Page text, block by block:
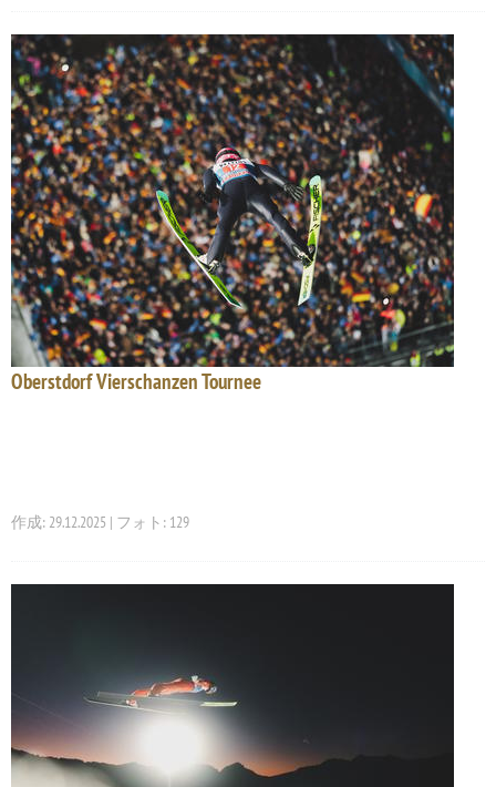
Oberstdorf Vierschanzen Tournee
作成: 29.12.2025 | フォト: 129